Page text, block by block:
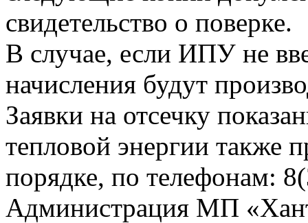
свидетельство о поверке.
В случае, если ИПУ не
начисления будут
Заявки на отсечку
тепловой энергии также
порядке, по телефонам:
Администрация МП